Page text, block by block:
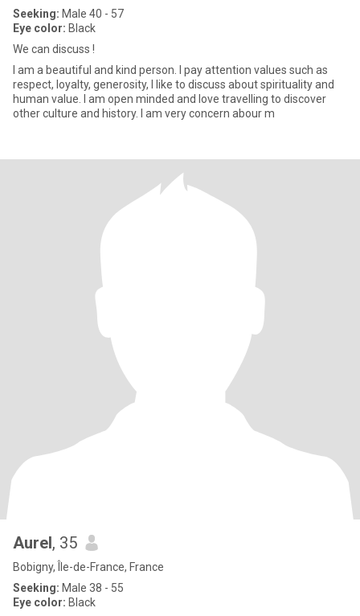
Seeking: Male 40 - 57
Eye color: Black
We can discuss !
I am a beautiful and kind person. I pay attention values such as
respect, loyalty, generosity, I like to discuss about spirituality and
human value. I am open minded and love travelling to discover
other culture and history. I am very concern abour m
Aurel, 35
Bobigny, Île-de-France, France
Seeking: Male 38 - 55
Eye color: Black